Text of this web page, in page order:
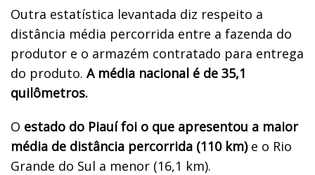
Outra estatística levantada diz respeito a
distância média percorrida entre a fazenda do
produtor e o armazém contratado para entrega
do produto. A média nacional é de 35,1
quilômetros.
O estado do Piauí foi o que apresentou a maior
média de distância percorrida (110 km)e o Rio
Grande do Sul a menor (16,1 km).